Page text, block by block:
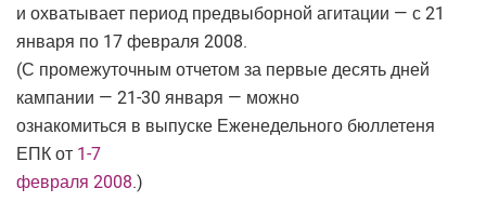
и охватывает период предвыборной агитации — с 21
января по 17 февраля 2008.
(С промежуточным отчетом за первые десять дней
кампании — 21-30 января — можно
ознакомиться в выпуске Еженедельного бюллетеня
ЕПК от 1-7
февраля 2008.)